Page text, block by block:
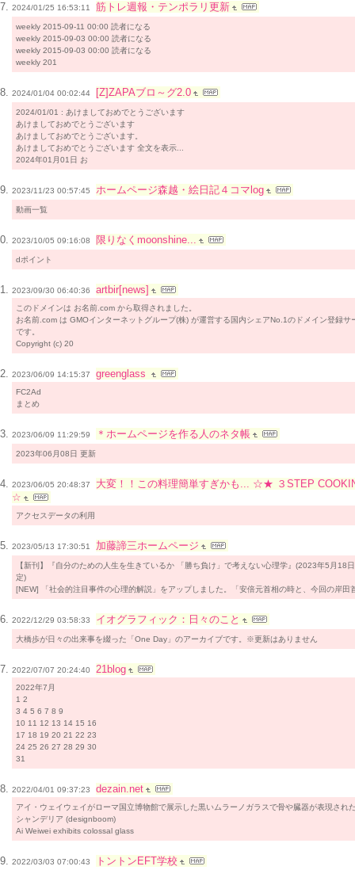
2024/01/25 16:53:11 筋トレ週報・テンポラリ更新
weekly 2015-09-11 00:00 読者になる
weekly 2015-09-03 00:00 読者になる
weekly 2015-09-03 00:00 読者になる
weekly 201
2024/01/04 00:02:44 [Z]ZAPAブロ～グ2.0
2024/01/01 : あけましておめでとうございます
あけましておめでとうございます
あけましておめでとうございます。
あけましておめでとうございます 全文を表示...
2024年01月01日 お
2023/11/23 00:57:45 ホームページ森越・絵日記４コマlog
動画一覧
2023/10/05 09:16:08 限りなくmoonshine...
dポイント
2023/09/30 06:40:36 artbir[news]
このドメインは お名前.com から取得されました。
お名前.com は GMOインターネットグループ(株) が運営する国内シェアNo.1のドメイン登録サ
です。
Copyright (c) 20
2023/06/09 14:15:37 greenglass
FC2Ad
まとめ
2023/06/09 11:29:59 ＊ホームページを作る人のネタ帳
2023年06月08日 更新
2023/06/05 20:48:37
大変！！この料理簡単すぎかも... ☆★ ３STEP
☆
アクセスデータの利用
2023/05/13 17:30:51 加藤諦三ホームページ
【新刊】『自分のための人生を生きているか 「勝ち負け」で考えない心理学』(2023年5月18
定)
[NEW] 「社会的注目事件の心理的解説」をアップしました。「安倍元首相の時と、今回の岸田
2022/12/29 03:58:33 イオグラフィック：日々のこと
大橋歩が日々の出来事を綴った「One Day」のアーカイブです。※更新はありません
2022/07/07 20:24:40 21blog
2022年7月
1 2
3 4 5 6 7 8 9
10 11 12 13 14 15 16
17 18 19 20 21 22 23
24 25 26 27 28 29 30
31
2022/04/01 09:37:23 dezain.net
アイ・ウェイウェイがローマ国立博物館で展示した黒いムラーノガラスで骨や臓器が表現され
シャンデリア (designboom)
Ai Weiwei exhibits colossal glass
2022/03/03 07:00:43 トントンEFT学校